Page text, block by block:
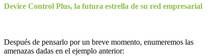
Device Control Plus, la futura estrella de su red empresarial
Después de pensarlo por un breve momento, enumeremos las
amenazas dadas en el ejemplo anterior: